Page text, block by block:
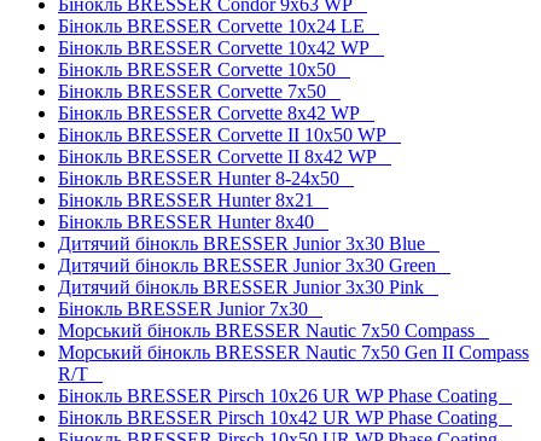
Бінокль BRESSER Corvette 10x24 LE
Бінокль BRESSER Corvette 10x42 WP
Бінокль BRESSER Corvette 10x50
Бінокль BRESSER Corvette 7x50
Бінокль BRESSER Corvette 8x42 WP
Бінокль BRESSER Corvette II 10x50 WP
Бінокль BRESSER Corvette II 8x42 WP
Бінокль BRESSER Hunter 8-24x50
Бінокль BRESSER Hunter 8x21
Бінокль BRESSER Hunter 8x40
Дитячий бінокль BRESSER Junior 3x30 Blue
Дитячий бінокль BRESSER Junior 3x30 Green
Дитячий бінокль BRESSER Junior 3x30 Pink
Бінокль BRESSER Junior 7x30
Морський бінокль BRESSER Nautic 7x50 Compass
Морський бінокль BRESSER Nautic 7x50 Gen II Compass
R/T
Бінокль BRESSER Pirsch 10x26 UR WP Phase Coating
Бінокль BRESSER Pirsch 10x42 UR WP Phase Coating